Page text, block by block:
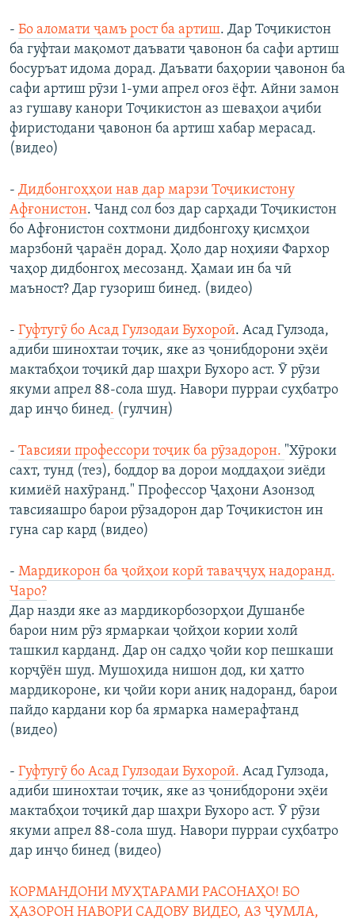
- ​ Бо аломати ҷамъ рост ба артиш.​ Дар Тоҷикистон
ба гуфтаи мақомот даъвати ҷавонон ба сафи артиш
босуръат идома дорад. Даъвати баҳории ҷавонон ба
сафи артиш рӯзи 1-уми апрел оғоз ёфт. Айни замон
аз гушаву канори Тоҷикистон аз шеваҳои аҷиби
фиристодани ҷавонон ба артиш хабар мерасад.
(видео)
- Дидбонгоҳҳои нав дар марзи Тоҷикистону
Афғонистон. Чанд сол боз дар сарҳади Тоҷикистон
бо Афғонистон сохтмони дидбонгоҳу қисмҳои
марзбонӣ ҷараён дорад. Ҳоло дар ноҳияи Фархор
чаҳор дидбонгоҳ месозанд. Ҳамаи ин ба чӣ
маъност? Дар гузориш бинед. (видео)
- ​ Гуфтугӯ бо Асад Гулзодаи Бухороӣ.​ Асад Гулзода,
адиби шинохтаи тоҷик, яке аз ҷонибдорони эҳёи
мактабҳои тоҷикӣ дар шаҳри Бухоро аст. Ӯ рӯзи
якуми апрел 88-сола шуд. Навори пурраи суҳбатро
дар инҷо бинед. (гулчин)
- Тавсияи профессори тоҷик ба рӯзадорон. "Хӯроки
сахт, тунд (тез), боддор ва дорои моддаҳои зиёди
кимиёӣ нахӯранд." Профессор Ҷаҳони Азонзод
тавсияашро барои рӯзадорон дар Тоҷикистон ин
гуна сар кард (видео)
- Мардикорон ба ҷойҳои корӣ таваҷҷуҳ надоранд.
Чаро?
Дар назди яке аз мардикорбозорҳои Душанбе
барои ним рӯз ярмаркаи ҷойҳои кории холӣ
ташкил карданд. Дар он садҳо ҷойи кор пешкаши
корҷӯён шуд. Мушоҳида нишон дод, ки ҳатто
мардикороне, ки ҷойи кори аниқ надоранд, барои
пайдо кардани кор ба ярмарка намерафтанд
(видео)
- Гуфтугӯ бо Асад Гулзодаи Бухороӣ. Асад Гулзода,
адиби шинохтаи тоҷик, яке аз ҷонибдорони эҳёи
мактабҳои тоҷикӣ дар шаҳри Бухоро аст. Ӯ рӯзи
якуми апрел 88-сола шуд. Навори пурраи суҳбатро
дар инҷо бинед (видео)
КОРМАНДОНИ МУҲТАРАМИ РАСОНАҲО! БО
ҲАЗОРОН НАВОРИ САДОВУ ВИДЕО, АЗ ҶУМЛА,